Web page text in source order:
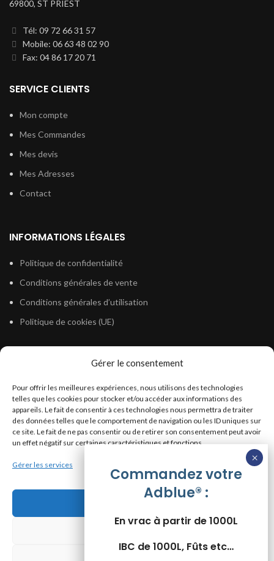
Gérer le consentement
Pour offrir les meilleures expériences, nous utilisons des technologies
telles que les cookies pour stocker et/ou accéder aux informations des
appareils. Le fait de consentir à ces technologies nous permettra de traiter
des données telles que le comportement de navigation ou les ID uniques sur
ce site. Le fait de ne pas consentir ou de retirer son consentement peut avoir
un effet négatif sur certaines caractéristiques et fonctions.
Gérer les services
69800, ST PRIEST
Tél: 09 72 66 31 57
Mobile: 06 63 48 02 90
Fax: 04 86 17 20 71
SERVICE CLIENTS
Mon compte
Mes Commandes
Mes devis
Mes Adresses
Contact
INFORMATIONS LÉGALES
Politique de confidentialité
Conditions générales de vente
Conditions générales d’utilisation
Politique de cookies (UE)
Législation Gasoil Fioul GNR
Législation Essence
Législation Adblue
Législation Eau
Législation Lubrifiant
Législation Phytosanitaire
Commandez votre
Adblue® :
En vrac à partir de 1000L
IBC de 1000L, Fûts etc…